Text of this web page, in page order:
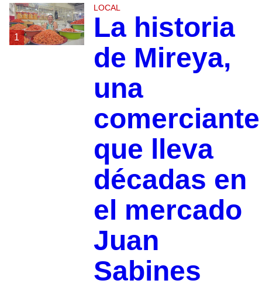
1
LOCAL
La historia
de Mireya,
una
comerciante
que lleva
décadas en
el mercado
Juan
Sabines